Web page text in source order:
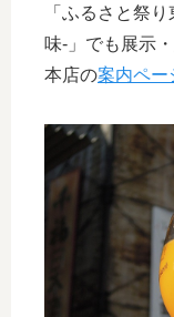
「ふるさと祭
味-」でも展示
本店の案内ペー